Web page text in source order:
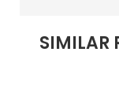
SIMILAR